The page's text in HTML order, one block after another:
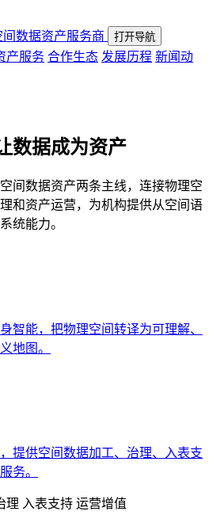
数据资产服务商
打开导航
产服务 合作生态 发展历程 新闻动
数据成为资产
间数据资产两条主线，连接物理空
和资产运营，为机构提供从空间语
统能力。
智能，把物理空间转译为可理解、
地图。
提供空间数据加工、治理、入表支
务。
理 入表支持 运营增值